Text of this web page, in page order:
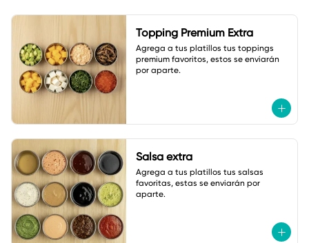
Topping Premium Extra
Agrega a tus platillos tus toppings
premium favoritos, estos se enviarán
por aparte.
Salsa extra
Agrega a tus platillos tus salsas
favoritas, estas se enviarán por
aparte.